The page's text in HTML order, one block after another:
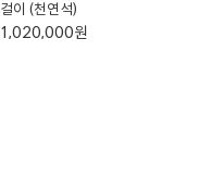
걸이 (천연석)
1,020,000원